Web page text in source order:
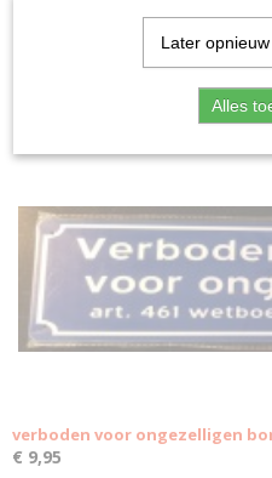
Uitsluitend PSV supporters
verboden voor ongezelligen
€ 9,95
Later
Alles